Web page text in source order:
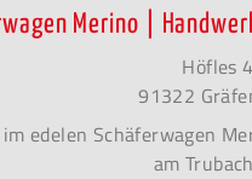
Merino |
Höfles 4
91322
edelen Schäferwagen
am